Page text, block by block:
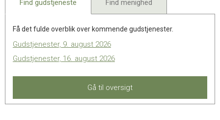
Find gudstjeneste Find menighed
Få det fulde overblik over kommende gudstjenester.
Gudstjenester, 9. august 2026
Gudstjenester, 16. august 2026
Gå til oversigt